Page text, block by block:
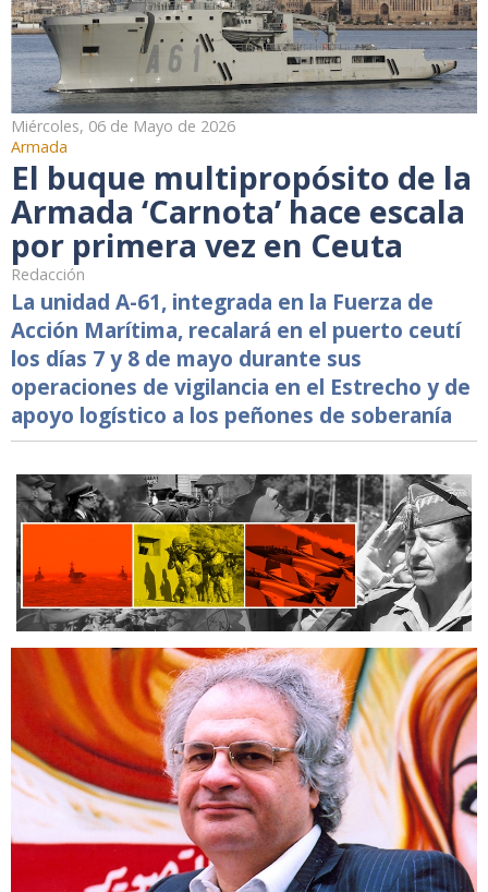
Miércoles, 06 de Mayo de 2026
Armada
El buque multipropósito de la
Armada ‘Carnota’ hace escala
por primera vez en Ceuta
Redacción
La unidad A-61, integrada en la Fuerza de
Acción Marítima, recalará en el puerto ceutí
los días 7 y 8 de mayo durante sus
operaciones de vigilancia en el Estrecho y de
apoyo logístico a los peñones de soberanía